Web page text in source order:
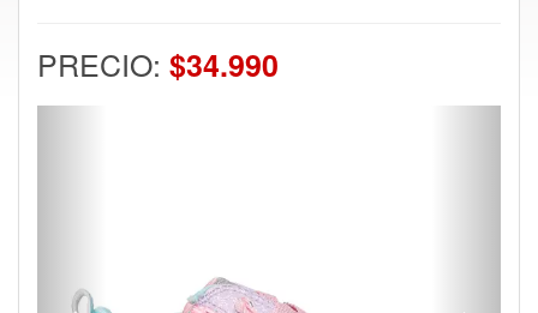
PRECIO: $34.990